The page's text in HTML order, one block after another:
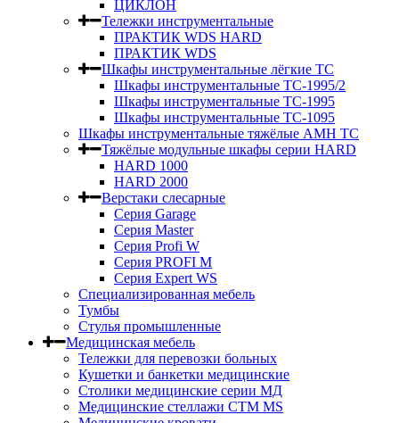
ЦИКЛОН
Тележки инструментальные
ПРАКТИК WDS HARD
ПРАКТИК WDS
Шкафы инструментальные лёгкие ТС
Шкафы инструментальные ТС-1995/2
Шкафы инструментальные TC-1995
Шкафы инструментальные TC-1095
Шкафы инструментальные тяжёлые AMH TC
Тяжёлые модульные шкафы серии HARD
HARD 1000
HARD 2000
Верстаки слесарные
Серия Garage
Серия Master
Серия Profi W
Серия PROFI M
Серия Expert WS
Специализированная мебель
Тумбы
Стулья промышленные
Медицинская мебель
Тележки для перевозки больных
Кушетки и банкетки медицинские
Столики медицинские серии МД
Медицинские стеллажи СТМ MS